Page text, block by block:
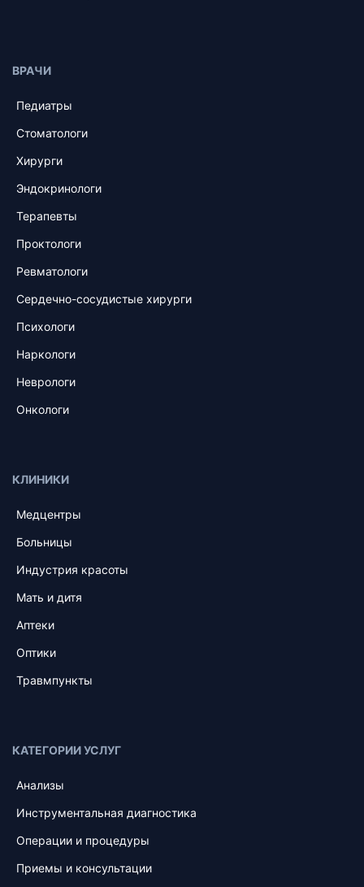
ВРАЧИ
Педиатры
Стоматологи
Хирурги
Эндокринологи
Терапевты
Проктологи
Ревматологи
Сердечно-сосудистые хирурги
Психологи
Наркологи
Неврологи
Онкологи
КЛИНИКИ
Медцентры
Больницы
Индустрия красоты
Мать и дитя
Аптеки
Оптики
Травмпункты
КАТЕГОРИИ УСЛУГ
Анализы
Инструментальная диагностика
Операции и процедуры
Приемы и консультации